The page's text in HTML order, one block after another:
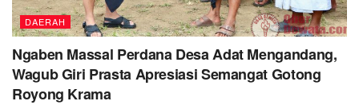
DAERAH
Ngaben Massal Perdana Desa Adat Mengandang,
Wagub Giri Prasta Apresiasi Semangat Gotong
Royong Krama